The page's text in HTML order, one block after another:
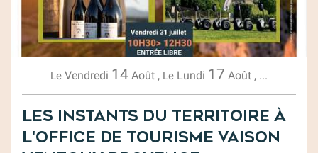
Le Vendredi 14 Août , Le Lundi 17 Août , ...
Les Instants du territoire à
l'Office de Tourisme Vaison